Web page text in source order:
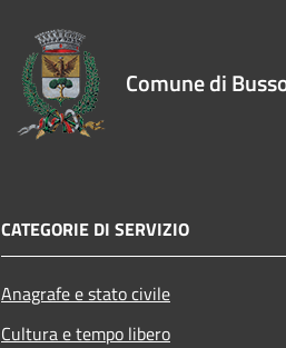
Comune di
CATEGORIE DI SERVIZIO
Anagrafe e stato civile
Cultura e tempo libero